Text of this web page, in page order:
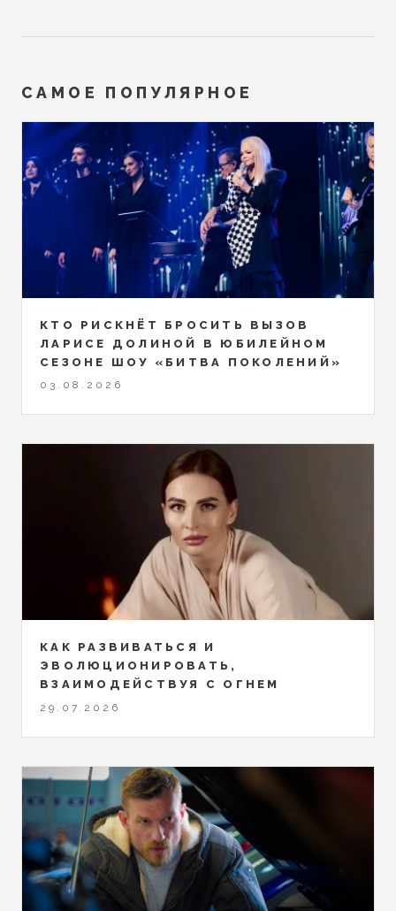
САМОЕ ПОПУЛЯРНОЕ
КТО РИСКНЁТ БРОСИТЬ ВЫЗОВ
ЛАРИСЕ ДОЛИНОЙ В ЮБИЛЕЙНОМ
СЕЗОНЕ ШОУ «БИТВА ПОКОЛЕНИЙ»
03.08.2026
КАК РАЗВИВАТЬСЯ И
ЭВОЛЮЦИОНИРОВАТЬ,
ВЗАИМОДЕЙСТВУЯ С ОГНЕМ
29.07.2026